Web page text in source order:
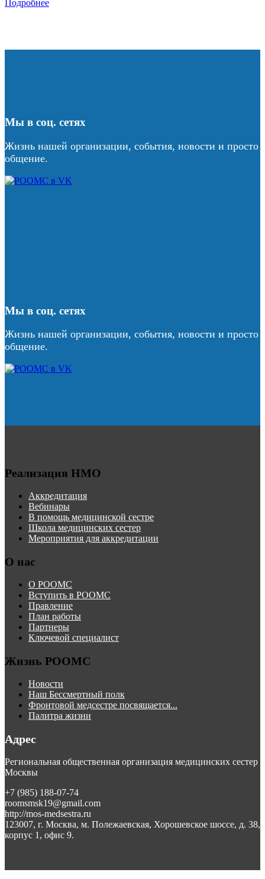
Подробнее
Мы в соц. сетях
Жизнь нашей организации, события, новости и просто
общение.
Мы в соц. сетях
Жизнь нашей организации, события, новости и просто
общение.
Реализация НМО
Аккредитация
Вебинары
В помощь медицинской сестре
Школа медицинских сестер
Мероприятия для аккредитации
О нас
О РООМС
Вступить в РООМС
Правление
План работы
Партнеры
Ключевой специалист
Жизнь РООМС
Новости
Наш Бессмертный полк
Фронтовой медсестре посвящается...
Палитра жизни
Адрес
Региональная общественная организация медицинских сестер
Москвы
+7 (985) 188-07-74
roomsmsk19@gmail.com
http://mos-medsestra.ru
123007, г. Москва, м. Полежаевская, Хорошевское шоссе, д. 38,
корпус 1, офис 9.